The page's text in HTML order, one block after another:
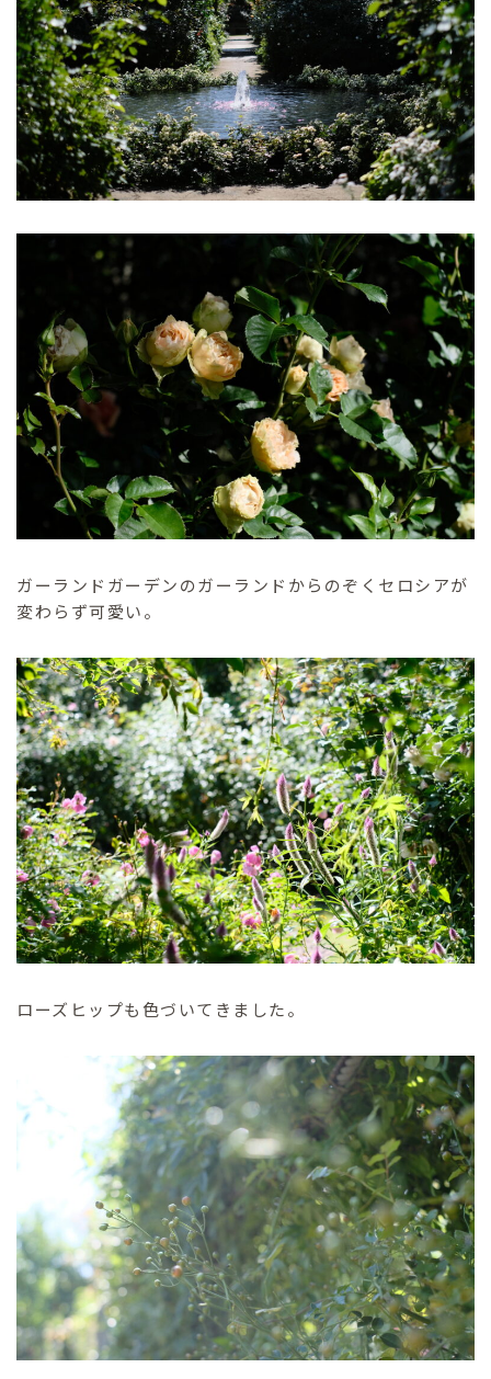
ガーランドガーデンのガーランドからのぞくセロシアが
変わらず可愛い。
ローズヒップも色づいてきました。